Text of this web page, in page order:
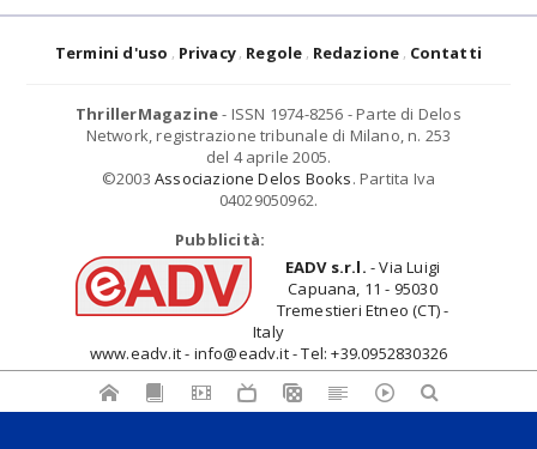
Termini d'uso Privacy Regole Redazione Contatti
ThrillerMagazine- ISSN 1974-8256 - Parte di Delos
Network, registrazione tribunale di Milano, n. 253
del 4 aprile 2005.
©2003 Associazione Delos Books. Partita Iva
04029050962.
Pubblicità:
EADV s.r.l. - Via Luigi
Capuana, 11 - 95030
Tremestieri Etneo (CT) -
Italy
www.eadv.it - info@eadv.it - Tel: +39.0952830326